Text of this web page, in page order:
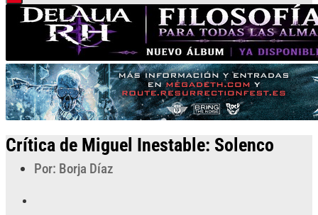
Crítica de Miguel Inestable: Solenco
Por: Borja Díaz